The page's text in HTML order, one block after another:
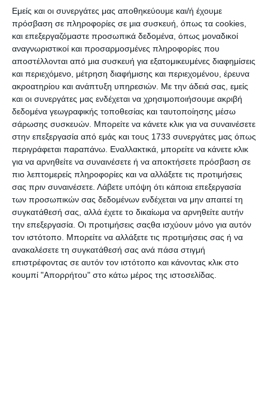
Εμείς και οι συνεργάτες μας αποθηκεύουμε και/ή έχουμε
πρόσβαση σε πληροφορίες σε μια συσκευή, όπως τα cookies,
και επεξεργαζόμαστε προσωπικά δεδομένα, όπως μοναδικοί
αναγνωριστικοί και προσαρμοσμένες πληροφορίες που
αποστέλλονται από μια συσκευή για εξατομικευμένες διαφημίσεις
και περιεχόμενο, μέτρηση διαφήμισης και περιεχομένου, έρευνα
ακροατηρίου και ανάπτυξη υπηρεσιών. Με την άδειά σας, εμείς
και οι συνεργάτες μας ενδέχεται να χρησιμοποιήσουμε ακριβή
δεδομένα γεωγραφικής τοποθεσίας και ταυτοποίησης μέσω
σάρωσης συσκευών. Μπορείτε να κάνετε κλικ για να συναινέσετε
στην επεξεργασία από εμάς και τους 1733 συνεργάτες μας όπως
περιγράφεται παραπάνω. Εναλλακτικά, μπορείτε να κάνετε κλικ
για να αρνηθείτε να συναινέσετε ή να αποκτήσετε πρόσβαση σε
πιο λεπτομερείς πληροφορίες και να αλλάξετε τις προτιμήσεις
σας πριν συναινέσετε. Λάβετε υπόψη ότι κάποια επεξεργασία
των προσωπικών σας δεδομένων ενδέχεται να μην απαιτεί τη
συγκατάθεσή σας, αλλά έχετε το δικαίωμα να αρνηθείτε αυτήν
την επεξεργασία. Οι προτιμήσεις σαςθα ισχύουν μόνο για αυτόν
τον ιστότοπο. Μπορείτε να αλλάξετε τις προτιμήσεις σας ή να
ανακαλέσετε τη συγκατάθεσή σας ανά πάσα στιγμή
επιστρέφοντας σε αυτόν τον ιστότοπο και κάνοντας κλικ στο
κουμπί "Απορρήτου" στο κάτω μέρος της ιστοσελίδας.
Acrylic Amsterdam 105
Titanium white 1000ml
Talens
Λίγα τεμάχια διαθέσιμα!
21,90€
Acrylic Amsterdam 105
Titanium white 250ml Talens
Διαθέσιμο
7,49€